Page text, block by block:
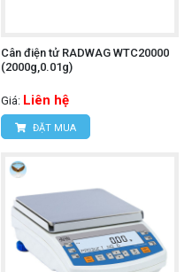
Cân điện tử RADWAG WTC20000
(2000g,0.01g)
Giá: Liên hệ
ĐẶT MUA